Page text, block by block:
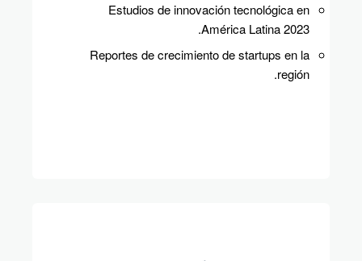
Estudios de innovación tecnológica en
América Latina 2023.
Reportes de crecimiento de startups en la
región.